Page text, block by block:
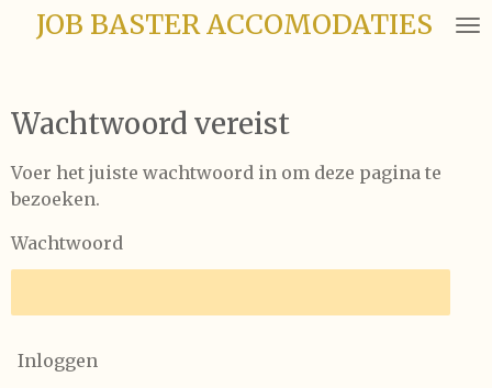
hoofdinhoud
JOB BASTER ACCOMODATIES
Wachtwoord vereist
Voer het juiste wachtwoord in om deze pagina te
bezoeken.
Wachtwoord
Inloggen